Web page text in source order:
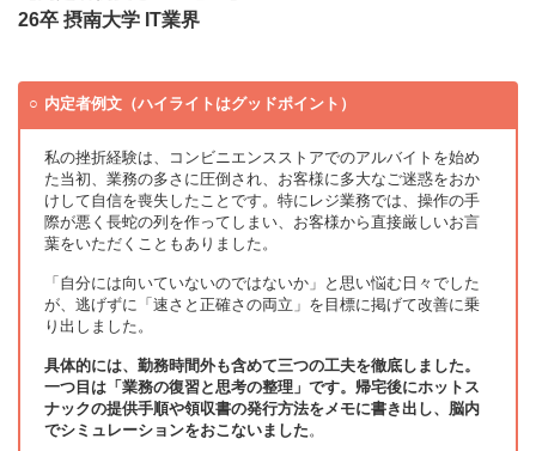
26卒 摂南大学 IT業界
内定者例文（ハイライトはグッドポイント）
私の挫折経験は、コンビニエンスストアでのアルバイトを始め
た当初、業務の多さに圧倒され、お客様に多大なご迷惑をおか
けして自信を喪失したことです。特にレジ業務では、操作の手
際が悪く長蛇の列を作ってしまい、お客様から直接厳しいお言
葉をいただくこともありました。
「自分には向いていないのではないか」と思い悩む日々でした
が、逃げずに「速さと正確さの両立」を目標に掲げて改善に乗
り出しました。
具体的には、勤務時間外も含めて三つの工夫を徹底しました。
一つ目は「業務の復習と思考の整理」です。帰宅後にホットス
ナックの提供手順や領収書の発行方法をメモに書き出し、脳内
でシミュレーションをおこないました。